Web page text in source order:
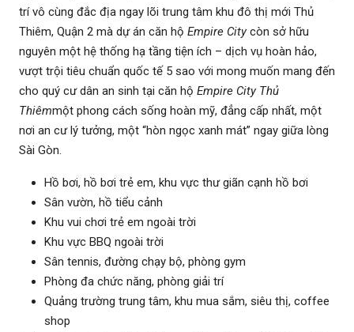
trí vô cùng đắc địa ngay lõi trung tâm khu đô thị mới Thủ
Thiêm, Quận 2 mà dự án căn hộ Empire Citycòn sở hữu
nguyên một hệ thống hạ tầng tiện ích – dịch vụ hoàn hảo,
vượt trội tiêu chuẩn quốc tế 5 sao với mong muốn mang đến
cho quý cư dân an sinh tại căn hộ Empire City Thủ
Thiêmmột phong cách sống hoàn mỹ, đẳng cấp nhất, một
nơi an cư lý tưởng, một “hòn ngọc xanh mát” ngay giữa lòng
Sài Gòn.
Hồ bơi, hồ bơi trẻ em, khu vực thư giãn cạnh hồ bơi
Sân vườn, hồ tiểu cảnh
Khu vui chơi trẻ em ngoài trời
Khu vực BBQ ngoài trời
Sân tennis, đường chạy bộ, phòng gym
Phòng đa chức năng, phòng giải trí
Quảng trường trung tâm, khu mua sắm, siêu thị, coffee
shop